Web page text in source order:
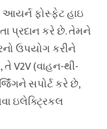
ફોસ્ફેટ હાઇ
પ્રદાન કરે છે. તેમને
ઉપયોગ કરીને
V2V (વાહન-થી-
સપોર્ટ કરે છે,
ઇલેક્ટ્રિકલ